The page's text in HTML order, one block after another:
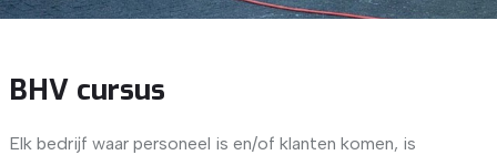
BHV cursus
Elk bedrijf waar personeel is en/of klanten komen, is